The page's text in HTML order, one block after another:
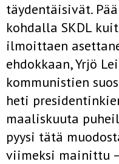
täydentäisivät.
kohdalla SKDL
ilmoittaen
ehdokkaan, Yrjö
kommunistien
heti
maaliskuuta
pyysi tätä
viimeksi mainittu